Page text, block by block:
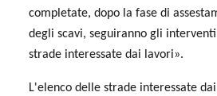
completate, dopo la fase di
degli scavi, seguiranno gli
strade interessate dai lavori».
L'elenco delle strade interessate